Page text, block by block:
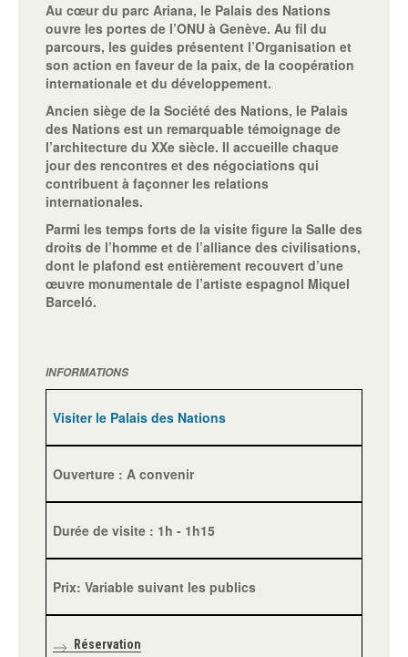
Au cœur du parc Ariana, le Palais des Nations
ouvre les portes de l’ONU à Genève. Au fil du
parcours, les guides présentent l’Organisation et
son action en faveur de la paix, de la coopération
internationale et du développement.
Ancien siège de la Société des Nations, le Palais
des Nations est un remarquable témoignage de
l’architecture du XXe siècle. Il accueille chaque
jour des rencontres et des négociations qui
contribuent à façonner les relations
internationales.
Parmi les temps forts de la visite figure la Salle des
droits de l’homme et de l’alliance des civilisations,
dont le plafond est entièrement recouvert d’une
œuvre monumentale de l’artiste espagnol Miquel
Barceló.
INFORMATIONS
Visiter le Palais des Nations
Ouverture : A convenir
Durée de visite : 1h - 1h15
Prix: Variable suivant les publics
Réservation